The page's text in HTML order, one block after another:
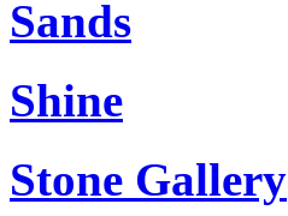
Sands
Shine
Stone Gallery